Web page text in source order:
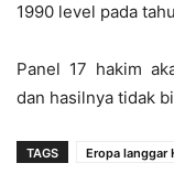
1990 level pada
Panel 17 hakim
dan hasilnya tidak
TAGS Eropa langgar